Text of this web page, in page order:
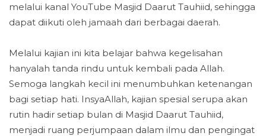
melalui kanal YouTube Masjid Daarut Tauhiid, sehingga
dapat diikuti oleh jamaah dari berbagai daerah.
Melalui kajian ini kita belajar bahwa kegelisahan
hanyalah tanda rindu untuk kembali pada Allah.
Semoga langkah kecil ini menumbuhkan ketenangan
bagi setiap hati. InsyaAllah, kajian spesial serupa akan
rutin hadir setiap bulan di Masjid Daarut Tauhiid,
menjadi ruang perjumpaan dalam ilmu dan pengingat